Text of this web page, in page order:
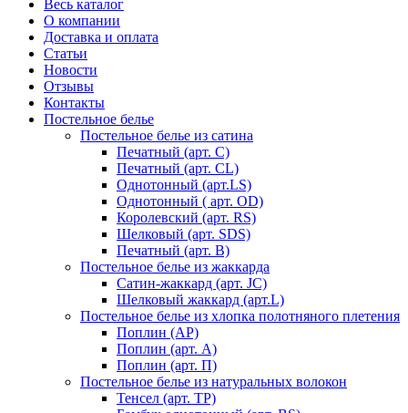
Весь каталог
О компании
Доставка и оплата
Статьи
Новости
Отзывы
Контакты
Постельное белье
Постельное белье из сатина
Печатный (арт. С)
Печатный (арт. СL)
Однотонный (арт.LS)
Однотонный ( арт. OD)
Королевский (арт. RS)
Шелковый (арт. SDS)
Печатный (арт. В)
Постельное белье из жаккарда
Сатин-жаккард (арт. JC)
Шелковый жаккард (арт.L)
Постельное белье из хлопка полотняного плетения
Поплин (AP)
Поплин (арт. А)
Поплин (арт. П)
Постельное белье из натуральных волокон
Тенсел (арт. ТР)